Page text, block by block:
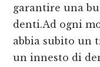
garantire una
denti.Ad ogni
abbia subito un
un innesto di